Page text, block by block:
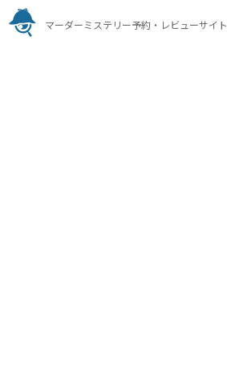
マーダーミステリー予約・レビューサイト